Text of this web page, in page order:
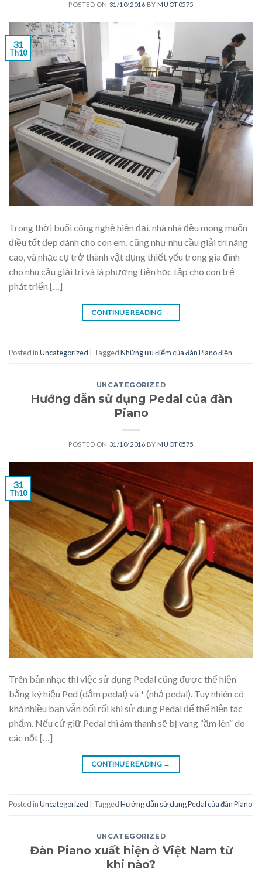
POSTED ON 31/10/2016 BY MUOT0575
31
Th10
Trong thời buổi công nghệ hiện đại, nhà nhà đều mong muốn
điều tốt đẹp dành cho con em, cũng như nhu cầu giải trí nâng
cao, và nhạc cụ trở thành vật dụng thiết yếu trong gia đình
cho nhu cầu giải trí và là phương tiện học tập cho con trẻ
phát triển […]
CONTINUE READING →
Posted inUncategorized TaggedNhững ưu điểm của đàn Piano điện
UNCATEGORIZED
Hướng dẫn sử dụng Pedal của đàn
Piano
POSTED ON 31/10/2016 BY MUOT0575
31
Th10
Trên bản nhạc thì việc sử dụng Pedal cũng được thể hiện
bằng ký hiệu Ped (dẫm pedal) và * (nhả pedal). Tuy nhiên có
khá nhiều bạn vẫn bối rối khi sử dụng Pedal để thể hiện tác
phẩm. Nếu cứ giữ Pedal thì âm thanh sẽ bị vang “ầm lên” do
các nốt […]
CONTINUE READING →
Posted inUncategorized TaggedHướng dẫn sử dụng Pedal của đàn Piano
UNCATEGORIZED
Đàn Piano xuất hiện ở Việt Nam từ
khi nào?